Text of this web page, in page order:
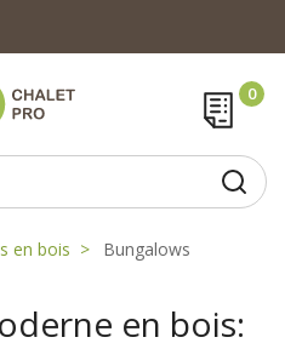
en bois
Bungalows
en bois: